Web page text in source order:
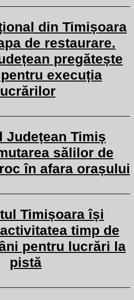
din Timișoara
de restaurare.
pregătește
execuția
Județean Timiș
sălilor de
în afara orașului
Timișoara își
timp de
pentru lucrări la
pistă